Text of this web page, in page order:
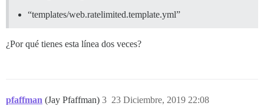
“templates/web.ratelimited.template.yml”
¿Por qué tienes esta línea dos veces?
pfaffman (Jay Pfaffman) 23 Diciembre, 2019 22:08
3